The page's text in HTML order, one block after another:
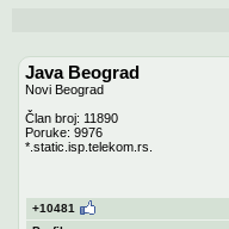
Java Beograd
Novi Beograd
Član broj: 11890
Poruke: 9976
*.static.isp.telekom.rs.
+10481